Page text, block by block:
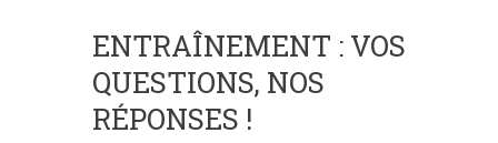
ENTRAÎNEMENT : VOS
QUESTIONS, NOS
RÉPONSES !